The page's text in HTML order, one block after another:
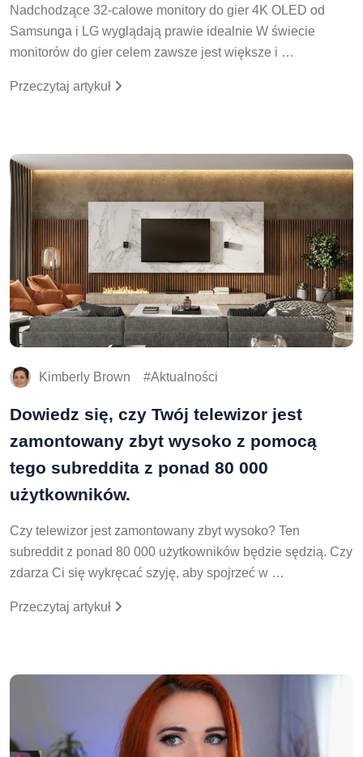
Nadchodzące 32-calowe monitory do gier 4K OLED od
Samsunga i LG wyglądają prawie idealnie W świecie
monitorów do gier celem zawsze jest większe i …
Przeczytaj artykuł
Kimberly Brown Aktualności
Dowiedz się, czy Twój telewizor jest
zamontowany zbyt wysoko z pomocą
tego subreddita z ponad 80 000
użytkowników.
Czy telewizor jest zamontowany zbyt wysoko? Ten
subreddit z ponad 80 000 użytkowników będzie sędzią. Czy
zdarza Ci się wykręcać szyję, aby spojrzeć w …
Przeczytaj artykuł